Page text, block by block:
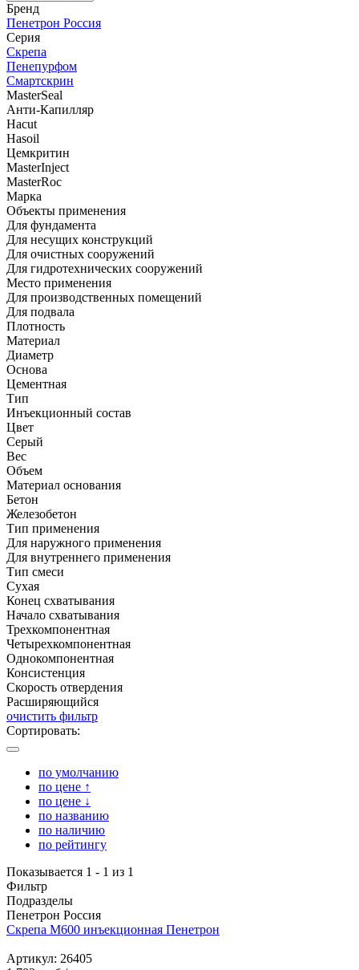
Бренд
Пенетрон Россия
Серия
Скрепа
Пенепурфом
Смартскрин
MasterSeal
Анти-Капилляр
Hacut
Hasoil
Цемкритин
MasterInject
MasterRoc
Марка
Объекты применения
Для фундамента
Для несущих конструкций
Для очистных сооружений
Для гидротехнических сооружений
Место применения
Для производственных помещений
Для подвала
Плотность
Материал
Диаметр
Основа
Цементная
Тип
Инъекционный состав
Цвет
Серый
Вес
Объем
Материал основания
Бетон
Железобетон
Тип применения
Для наружного применения
Для внутреннего применения
Тип смеси
Сухая
Конец схватывания
Начало схватывания
Трехкомпонентная
Четырехкомпонентная
Однокомпонентная
Консистенция
Скорость отвердения
Расширяющийся
очистить фильтр
Сортировать:
по умолчанию
по цене ↑
по цене ↓
по названию
по наличию
по рейтингу
Показывается 1 - 1 из 1
Фильтр
Подразделы
Пенетрон Россия
Скрепа М600 инъекционная Пенетрон
Артикул: 26405